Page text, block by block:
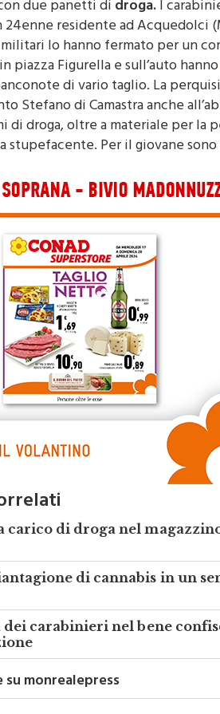
due panetti didroga.I
residente ad Acquedolci
lo hanno fermato per un
piazza Figurella e sull’auto hanno
di vario taglio. La
Stefano di Camastra anche
di droga, oltre a materiale per
stupefacente. Per il giovane
carico di droga nel
di cannabis in un
dei carabinieri nel bene
monrealepress